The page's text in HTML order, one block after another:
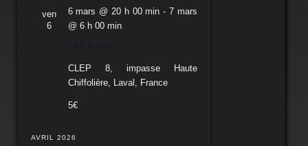
ven
6
6 mars @ 20 h 00 min -7 mars
@ 6 h 00 min
CLEP 8, impasse Haute
Chiffolière, Laval, France
5€
AVRIL 2026